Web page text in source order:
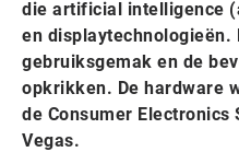
die artificial intelligence
en displaytechnologieën.
gebruiksgemak en de
opkrikken. De hardware
de Consumer Electronics
Vegas.